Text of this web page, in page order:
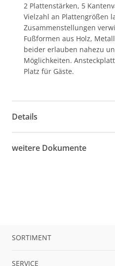
2 Plattenstärken, 5
Vielzahl an Plattengrößen
Zusammenstellungen
Fußformen aus Holz,
beider erlauben nahezu
Möglichkeiten.
Platz für Gäste.
Details
weitere Dokumente
SORTIMENT
SERVICE